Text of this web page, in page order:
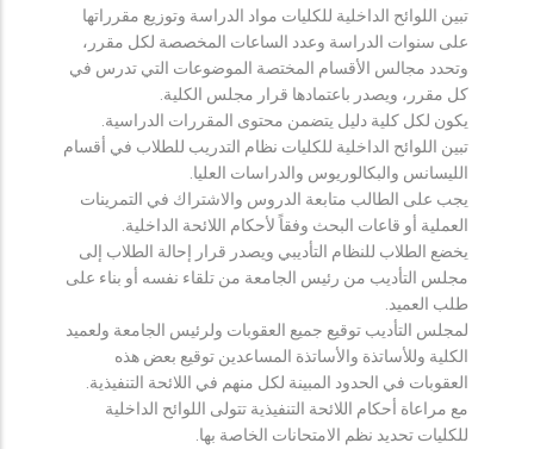
تبين اللوائح الداخلية للكليات مواد الدراسة وتوزيع مقرراتها
على سنوات الدراسة وعدد الساعات المخصصة لكل مقرر،
وتحدد مجالس الأقسام المختصة الموضوعات التي تدرس في
كل مقرر، ويصدر باعتمادها قرار مجلس الكلية.
يكون لكل كلية دليل يتضمن محتوى المقررات الدراسية.
تبين اللوائح الداخلية للكليات نظام التدريب للطلاب في أقسام
الليسانس والبكالوريوس والدراسات العليا.
يجب على الطالب متابعة الدروس والاشتراك في التمرينات
العملية أو قاعات البحث وفقاً لأحكام اللائحة الداخلية.
يخضع الطلاب للنظام التأديبي ويصدر قرار إحالة الطلاب إلى
مجلس التأديب من رئيس الجامعة من تلقاء نفسه أو بناء على
طلب العميد.
لمجلس التأديب توقيع جميع العقوبات ولرئيس الجامعة ولعميد
الكلية وللأساتذة والأساتذة المساعدين توقيع بعض هذه
العقوبات في الحدود المبينة لكل منهم في اللائحة التنفيذية.
مع مراعاة أحكام اللائحة التنفيذية تتولى اللوائح الداخلية
للكليات تحديد نظم الامتحانات الخاصة بها.